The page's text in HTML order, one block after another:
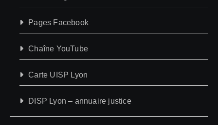
Pages Facebook
Chaîne YouTube
Carte UISP Lyon
DISP Lyon – annuaire justice